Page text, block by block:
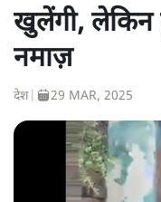
खुलेंगी, लेकिन
नमाज़
देश 29 MAR, 2025